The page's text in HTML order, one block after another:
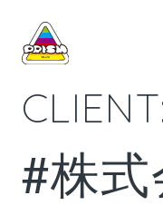
CLIENT
#株式